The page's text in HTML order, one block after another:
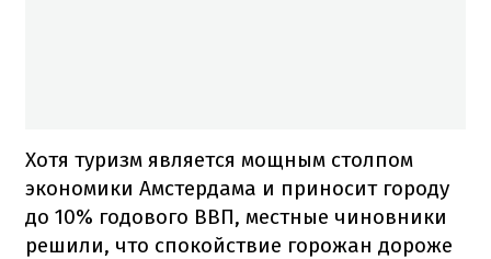
Хотя туризм является мощным столпом
экономики Амстердама и приносит городу
до 10% годового ВВП, местные чиновники
решили, что спокойствие горожан дороже